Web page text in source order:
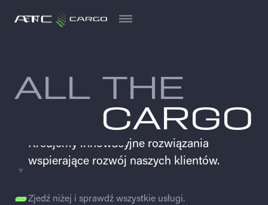
EN
ALL THE
CARGO
Kreujemy innowacyjne rozwiązania
wspierające rozwój naszych klientów.
Zjedź niżej i sprawdź wszystkie usługi.